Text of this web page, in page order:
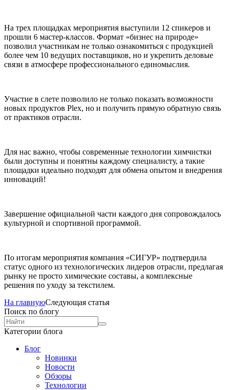
На трех площадках мероприятия выступили 12 спикеров и
прошли 6 мастер-классов. Формат «бизнес на природе»
позволил участникам не только ознакомиться с продукцией
более чем 10 ведущих поставщиков, но и укрепить деловые
связи в атмосфере профессионального единомыслия.
Участие в слете позволило не только показать возможности
новых продуктов Plex, но и получить прямую обратную связь
от практиков отрасли.
Для нас важно, чтобы современные технологии химчистки
были доступны и понятны каждому специалисту, а такие
площадки идеально подходят для обмена опытом и внедрения
инноваций!
Завершение официальной части каждого дня сопровождалось
культурной и спортивной программой.
По итогам мероприятия компания «СИГУР» подтвердила
статус одного из технологических лидеров отрасли, предлагая
рынку не просто химические составы, а комплексные
решения по уходу за текстилем.
На главнуюСледующая статья
Поиск по блогу
Категории блога
Блог
Новинки
Новости
Обзоры
Технологии